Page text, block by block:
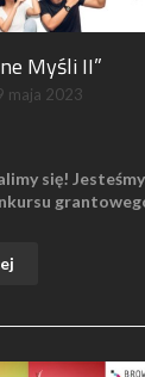
Myśli II”
maja 2023
się!